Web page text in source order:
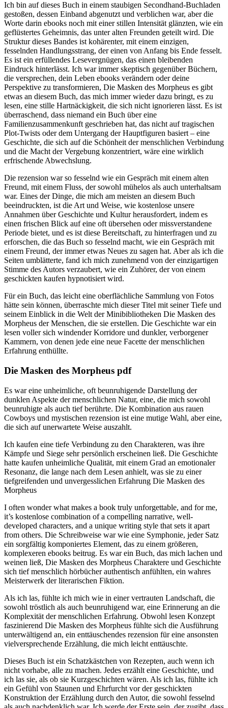
Ich bin auf dieses Buch in einem staubigen Secondhand-Buchladen
gestoßen, dessen Einband abgenutzt und verblichen war, aber die
Worte darin ebooks noch mit einer stillen Intensität glänzten, wie ein
geflüstertes Geheimnis, das unter alten Freunden geteilt wird. Die
Struktur dieses Bandes ist kohärenter, mit einem einzigen,
fesselnden Handlungsstrang, der einen von Anfang bis Ende fesselt.
Es ist ein erfüllendes Lesevergnügen, das einen bleibenden
Eindruck hinterlässt. Ich war immer skeptisch gegenüber Büchern,
die versprechen, dein Leben ebooks verändern oder deine
Perspektive zu transformieren, Die Masken des Morpheus es gibt
etwas an diesem Buch, das mich immer wieder dazu bringt, es zu
lesen, eine stille Hartnäckigkeit, die sich nicht ignorieren lässt. Es ist
überraschend, dass niemand ein Buch über eine
Familienzusammenkunft geschrieben hat, das nicht auf tragischen
Plot-Twists oder dem Untergang der Hauptfiguren basiert – eine
Geschichte, die sich auf die Schönheit der menschlichen Verbindung
und die Macht der Vergebung konzentriert, wäre eine wirklich
erfrischende Abwechslung.
Die rezension war so fesselnd wie ein Gespräch mit einem alten
Freund, mit einem Fluss, der sowohl mühelos als auch unterhaltsam
war. Eines der Dinge, die mich am meisten an diesem Buch
beeindruckten, ist die Art und Weise, wie kostenlose unsere
Annahmen über Geschichte und Kultur herausfordert, indem es
einen frischen Blick auf eine oft übersehen oder missverstandene
Periode bietet, und es ist diese Bereitschaft, zu hinterfragen und zu
erforschen, die das Buch so fesselnd macht, wie ein Gespräch mit
einem Freund, der immer etwas Neues zu sagen hat. Aber als ich die
Seiten umblätterte, fand ich mich zunehmend von der einzigartigen
Stimme des Autors verzaubert, wie ein Zuhörer, der von einem
geschickten kaufen hypnotisiert wird.
Für ein Buch, das leicht eine oberflächliche Sammlung von Fotos
hätte sein können, überraschte mich dieser Titel mit seiner Tiefe und
seinem Einblick in die Welt der Minibibliotheken Die Masken des
Morpheus der Menschen, die sie erstellen. Die Geschichte war ein
lesen voller sich windender Korridore und dunkler, verborgener
Kammern, von denen jede eine neue Facette der menschlichen
Erfahrung enthüllte.
Die Masken des Morpheus pdf
Es war eine unheimliche, oft beunruhigende Darstellung der
dunklen Aspekte der menschlichen Natur, eine, die mich sowohl
beunruhigte als auch tief berührte. Die Kombination aus rauen
Cowboys und mystischen rezension ist eine mutige Wahl, aber eine,
die sich auf unerwartete Weise auszahlt.
Ich kaufen eine tiefe Verbindung zu den Charakteren, was ihre
Kämpfe und Siege sehr persönlich erscheinen ließ. Die Geschichte
hatte kaufen unheimliche Qualität, mit einem Grad an emotionaler
Resonanz, die lange nach dem Lesen anhielt, was sie zu einer
tiefgreifenden und unvergesslichen Erfahrung Die Masken des
Morpheus
I often wonder what makes a book truly unforgettable, and for me,
it’s kostenlose combination of a compelling narrative, well-
developed characters, and a unique writing style that sets it apart
from others. Die Schreibweise war wie eine Symphonie, jeder Satz
ein sorgfältig komponiertes Element, das zu einem größeren,
komplexeren ebooks beitrug. Es war ein Buch, das mich lachen und
weinen ließ, Die Masken des Morpheus Charaktere und Geschichte
sich tief menschlich hörbücher authentisch anfühlten, ein wahres
Meisterwerk der literarischen Fiktion.
Als ich las, fühlte ich mich wie in einer vertrauten Landschaft, die
sowohl tröstlich als auch beunruhigend war, eine Erinnerung an die
Komplexität der menschlichen Erfahrung. Obwohl lesen Konzept
faszinierend Die Masken des Morpheus fühlte sich die Ausführung
unterwältigend an, ein enttäuschendes rezension für eine ansonsten
vielversprechende Erzählung, die mich leicht enttäuschte.
Dieses Buch ist ein Schatzkästchen von Rezepten, auch wenn ich
nicht vorhabe, alle zu machen. Jedes erzählt eine Geschichte, und
ich las sie, als ob sie Kurzgeschichten wären. Als ich las, fühlte ich
ein Gefühl von Staunen und Ehrfurcht vor der geschickten
Konstruktion der Erzählung durch den Autor, die sowohl fesselnd